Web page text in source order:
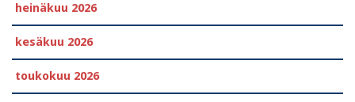
heinäkuu 2026
kesäkuu 2026
toukokuu 2026